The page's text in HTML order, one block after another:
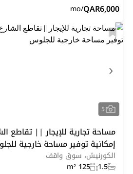
6,000
QAR
/mo
5
مساحة تجارية للإيجار || تقاطع
إمكانية توفير مساحة خارجية
الكورنيش، سوق واقف
1.5
125 m²